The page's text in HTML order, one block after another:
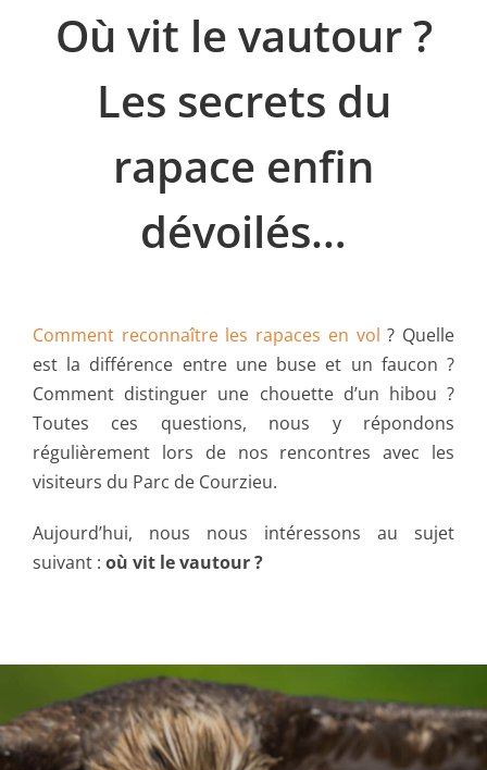
Où vit le vautour ?
Les secrets du
rapace enfin
dévoilés…
Comment reconnaître les rapaces en vol? Quelle
est la différence entre une buse et un faucon ?
Comment distinguer une chouette d’un hibou ?
Toutes ces questions, nous y répondons
régulièrement lors de nos rencontres avec les
visiteurs du Parc de Courzieu.
Aujourd’hui, nous nous intéressons au sujet
suivant : où vit le vautour ?